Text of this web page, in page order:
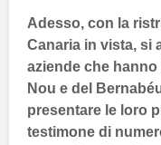
Adesso, con la
Canaria in vista, si
aziende che
Nou e del
presentare le loro
testimone di